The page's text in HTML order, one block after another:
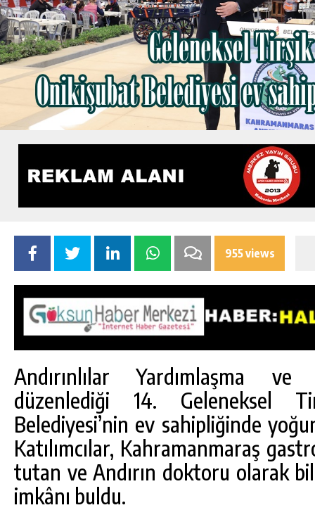
955 views
Andırınlılar Yardımlaşma ve
düzenlediği 14. Geleneksel
Belediyesi’nin ev sahipliğinde
Katılımcılar, Kahramanmaraş
tutan ve Andırın doktoru olarak
imkânı buldu.